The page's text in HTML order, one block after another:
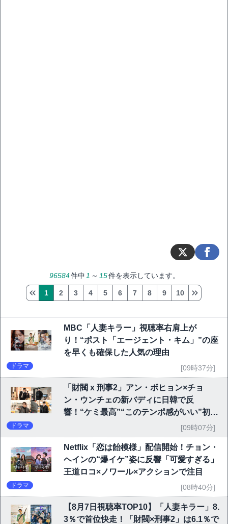
96584件中 1 ～ 15件を表示しています。
1 2 3 4 5 6 7 8 9 10
MBC「人妻キラー」視聴率右肩上が
り！“ポスト「エージェント・キム」”の座
を早くも確保した人気の理由
ドラマ [09時37分]
「財閥 x 刑事2」アン・ボヒョン×チョ
ン・ウンチェの新バディに日韓で反
響！“ケミ最高”“このテンポ感がいい”初回
ドラマ [09時07分]
Netflix「恋は飴模様」配信開始！チョン・
ヘインの“爆イケ”姿に反響「可愛すぎる」
王道ロコ×ノワール×アクションで注目
ドラマ [08時40分]
【8月7日視聴率TOP10】「人妻キラー」8.
3％で首位快走！「財閥×刑事2」は6.1％で